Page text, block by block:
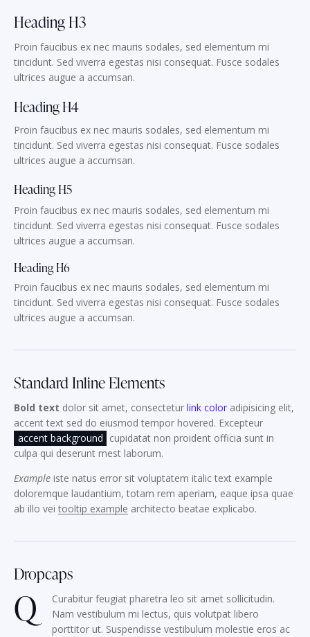
Heading H3
Proin faucibus ex nec mauris sodales, sed elementum mi
tincidunt. Sed viverra egestas nisi consequat. Fusce sodales
ultrices augue a accumsan.
Heading H4
Proin faucibus ex nec mauris sodales, sed elementum mi
tincidunt. Sed viverra egestas nisi consequat. Fusce sodales
ultrices augue a accumsan.
Heading H5
Proin faucibus ex nec mauris sodales, sed elementum mi
tincidunt. Sed viverra egestas nisi consequat. Fusce sodales
ultrices augue a accumsan.
Heading H6
Proin faucibus ex nec mauris sodales, sed elementum mi
tincidunt. Sed viverra egestas nisi consequat. Fusce sodales
ultrices augue a accumsan.
Standard Inline Elements
Bold text dolor sit amet, consectetur link color adipisicing elit,
accent text sed do eiusmod tempor hovered. Excepteur
accent background cupidatat non proident officia sunt in
culpa qui deserunt mest laborum.
Example iste natus error sit voluptatem italic text example
doloremque laudantium, totam rem aperiam, eaque ipsa quae
ab illo vei tooltip example architecto beatae explicabo.
Dropcaps
Q
Curabitur feugiat pharetra leo sit amet sollicitudin.
Nam vestibulum mi lectus, quis volutpat libero
porttitor ut. Suspendisse vestibulum molestie eros ac